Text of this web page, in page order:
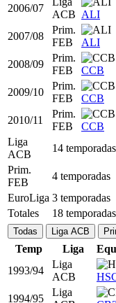
2002/03
EL
RMA
2003/04
Liga
ACB
ALI
2004/05
Liga
ACB
ALI
2005/06
Liga
ACB
ALI
2006/07
Liga
ACB
ALI
2007/08
Prim.
FEB
ALI
2008/09
Prim.
FEB
CCB
2009/10
Prim.
FEB
CCB
2010/11
Prim.
FEB
CCB
Liga
ACB
14 temporadas
FEB
4 temporadas